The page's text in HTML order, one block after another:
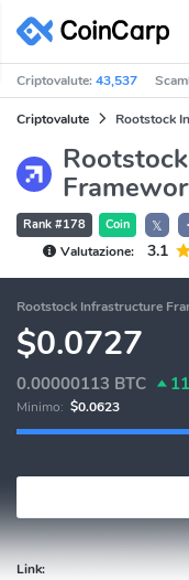
Criptovalute:43,537
Criptovalute Rootstock
Rank #178 Coin
𝕏
Valutazione:
3.1
Rootstock Infrastructure
$0.0727
0.00000113 BTC
Minimo: $0.0623
Link: